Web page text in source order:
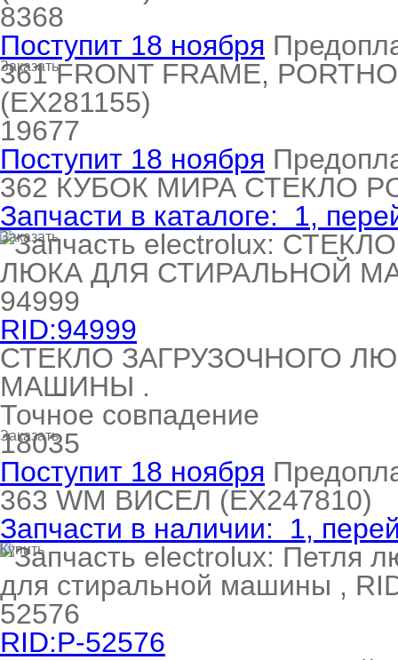
Gaggenau
Neff
Smeg
Thor
Kuppersbusch
8368
Поступит 18 ноября
Заказать
361 FRONT FRAME,
(EX281155)
19677
Поступит 18 ноября
362 КУБОК МИРА СТЕКЛО
Запчасти в каталоге:
1,
Заказать
RID:94999
СТЕКЛО ЗАГРУЗОЧНОГО
МАШИНЫ .
Точное совпадение
Заказать
18035
Поступит 18 ноября
363 WM ВИСЕЛ (EX247810)
Запчасти в наличии:
1,
Купить
RID:P-52576